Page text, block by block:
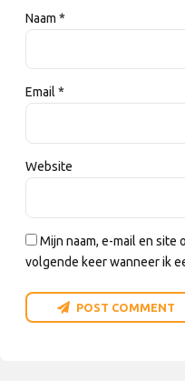
Naam *
Email *
Website
Mijn naam, e-mail en site
volgende keer wanneer ik
POST COMMENT